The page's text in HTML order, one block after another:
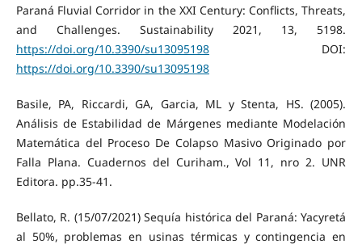
Paraná Fluvial Corridor in the XXI Century: Conflicts, Threats,
and Challenges. Sustainability 2021, 13, 5198.
https://doi.org/10.3390/su13095198DOI:
https://doi.org/10.3390/su13095198
Basile, PA, Riccardi, GA, Garcia, ML y Stenta, HS. (2005).
Análisis de Estabilidad de Márgenes mediante Modelación
Matemática del Proceso De Colapso Masivo Originado por
Falla Plana. Cuadernos del Curiham., Vol 11, nro 2. UNR
Editora. pp.35-41.
Bellato, R. (15/07/2021) Sequía histórica del Paraná: Yacyretá
al 50%, problemas en usinas térmicas y contingencia en